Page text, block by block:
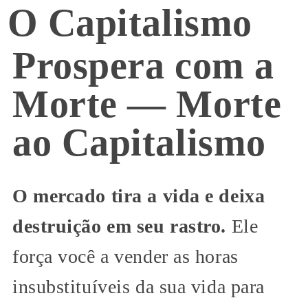
O Capitalismo
Prospera com a
Morte — Morte
ao Capitalismo
O mercado tira a vida e deixa
destruição em seu rastro. Ele
força você a vender as horas
insubstituíveis da sua vida para